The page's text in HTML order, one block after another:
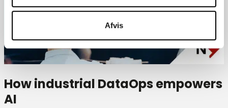
Afvis
How industrial DataOps empowers
AI